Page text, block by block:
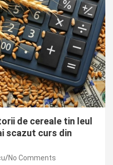
de cereale tin leul
scazut curs din
No Comments